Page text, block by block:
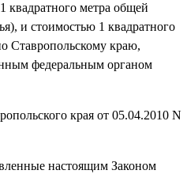
квадратного метра общей
и стоимостью 1 квадратного
Ставропольскому краю,
федеральным органом
края от 05.04.2010 N
настоящим Законом